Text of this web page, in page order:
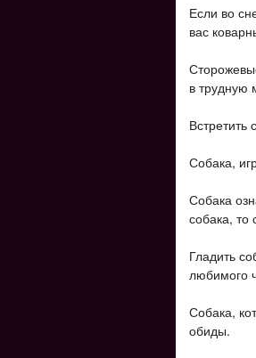
Если во
вас
в трудную
Встретить
Собака,
Собака
собака, то
Гладить
любимого
Собака,
обиды.